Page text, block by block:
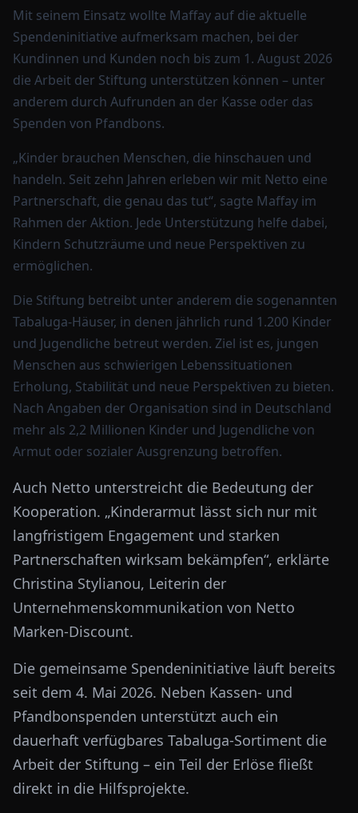
Mit seinem Einsatz wollte Maffay auf die aktuelle
Spendeninitiative aufmerksam machen, bei der
Kundinnen und Kunden noch bis zum 1. August 2026
die Arbeit der Stiftung unterstützen können – unter
anderem durch Aufrunden an der Kasse oder das
Spenden von Pfandbons.
„Kinder brauchen Menschen, die hinschauen und
handeln. Seit zehn Jahren erleben wir mit Netto eine
Partnerschaft, die genau das tut“, sagte Maffay im
Rahmen der Aktion. Jede Unterstützung helfe dabei,
Kindern Schutzräume und neue Perspektiven zu
ermöglichen.
Die Stiftung betreibt unter anderem die sogenannten
Tabaluga-Häuser, in denen jährlich rund 1.200 Kinder
und Jugendliche betreut werden. Ziel ist es, jungen
Menschen aus schwierigen Lebenssituationen
Erholung, Stabilität und neue Perspektiven zu bieten.
Nach Angaben der Organisation sind in Deutschland
mehr als 2,2 Millionen Kinder und Jugendliche von
Armut oder sozialer Ausgrenzung betroffen.
Auch Netto unterstreicht die Bedeutung der
Kooperation. „Kinderarmut lässt sich nur mit
langfristigem Engagement und starken
Partnerschaften wirksam bekämpfen“, erklärte
Christina Stylianou, Leiterin der
Unternehmenskommunikation von Netto
Marken-Discount.
Die gemeinsame Spendeninitiative läuft bereits
seit dem 4. Mai 2026. Neben Kassen- und
Pfandbonspenden unterstützt auch ein
dauerhaft verfügbares Tabaluga-Sortiment die
Arbeit der Stiftung – ein Teil der Erlöse fließt
direkt in die Hilfsprojekte.